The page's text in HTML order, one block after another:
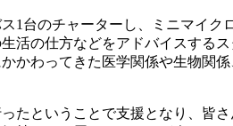
1台のチャーターし、ミニマイク
活の仕方などをアドバイスする
かわってきた医学関係や生物関
たということで支援となり、皆